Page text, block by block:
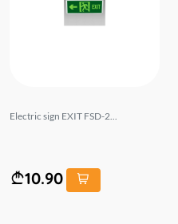
Electric sign EXIT FSD-2...
10.90